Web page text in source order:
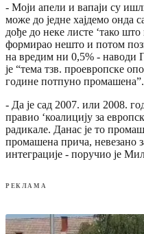
- Моји апели и вапаји су
може до једне хајдемо онда
дође до неке листе ‘тако
формирао нешто и потом
на вредим ни 0,5% - наводи
је “тема тзв. проевропске
године потпуно промашена”.
- Да је сад 2007. или 2008.
правио ‘коалицију за
радикале. Данас је то
промашена прича, невезано
интеграције - поручио је
РЕКЛАМА